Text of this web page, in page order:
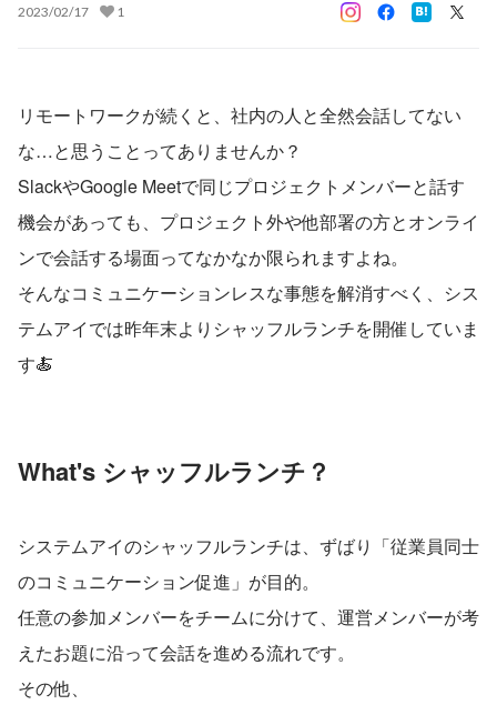
2023/02/17 1
リモートワークが続くと、社内の人と全然会話してない
な…と思うことってありませんか？
SlackやGoogle Meetで同じプロジェクトメンバーと話す
機会があっても、プロジェクト外や他部署の方とオンライ
ンで会話する場面ってなかなか限られますよね。
そんなコミュニケーションレスな事態を解消すべく、シス
テムアイでは昨年末よりシャッフルランチを開催していま
す🍝
What's シャッフルランチ？
システムアイのシャッフルランチは、ずばり「従業員同士
のコミュニケーション促進」が目的。
任意の参加メンバーをチームに分けて、運営メンバーが考
えたお題に沿って会話を進める流れです。
その他、